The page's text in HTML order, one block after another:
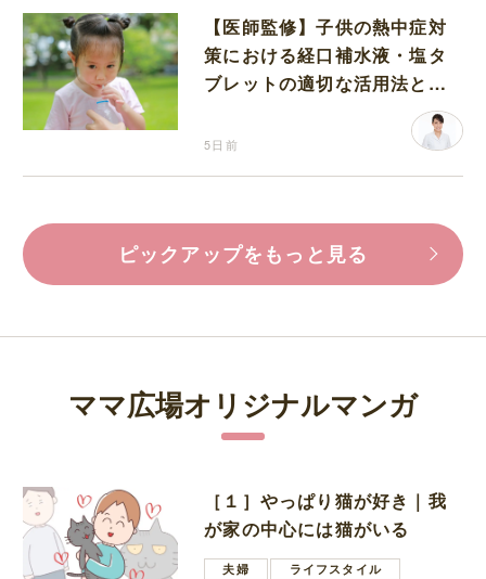
【医師監修】子供の熱中症対
策における経口補水液・塩タ
ブレットの適切な活用法と水
5日前
ピックアップをもっと見る
ママ広場オリジナルマンガ
［１］やっぱり猫が好き｜我
が家の中心には猫がいる
夫婦
ライフスタイル